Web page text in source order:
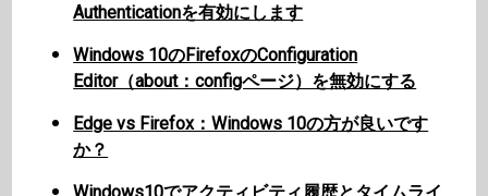
Authenticationを有効にします
Windows 10のFirefoxのConfiguration
Editor（about：configページ）を無効にする
Edge vs Firefox：Windows 10の方が良いです
か？